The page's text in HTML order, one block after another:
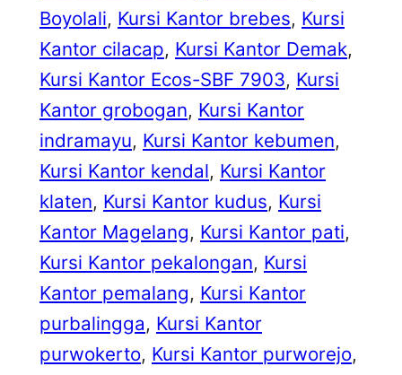
Boyolali, Kursi Kantor brebes, Kursi
Kantor cilacap, Kursi Kantor Demak
Kursi Kantor Ecos-SBF 7903, Kursi
Kantor grobogan, Kursi Kantor
indramayu, Kursi Kantor kebumen
Kursi Kantor kendal, Kursi Kantor
klaten, Kursi Kantor kudus, Kursi
Kantor Magelang, Kursi Kantor pati
Kursi Kantor pekalongan, Kursi
Kantor pemalang, Kursi Kantor
purbalingga, Kursi Kantor
purwokerto, Kursi Kantor purworejo